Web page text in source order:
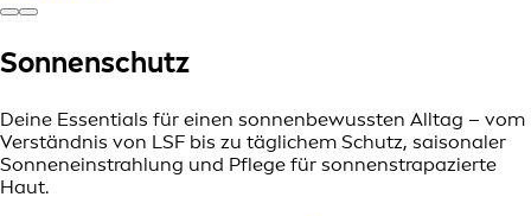
Sonnenschutz
Deine Essentials für einen sonnenbewussten Alltag – vom
Verständnis von LSF bis zu täglichem Schutz, saisonaler
Sonneneinstrahlung und Pflege für sonnenstrapazierte
Haut.